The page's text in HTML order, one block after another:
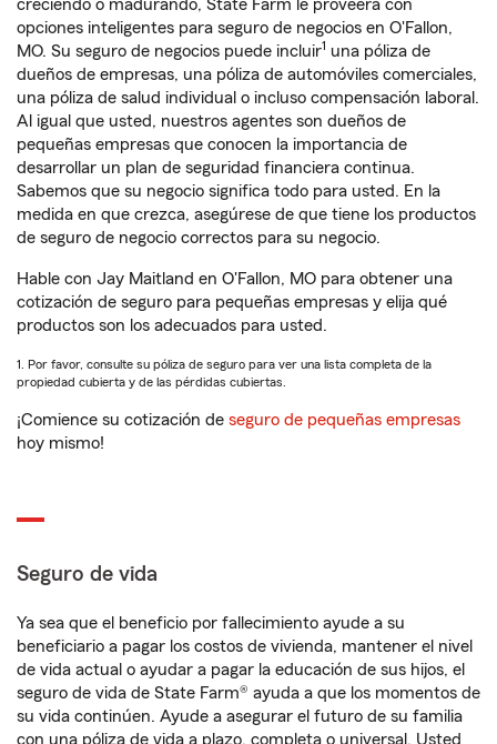
creciendo o madurando, State Farm le proveerá con
opciones inteligentes para seguro de negocios en O'Fallon,
MO. Su seguro de negocios puede incluir1 una póliza de
dueños de empresas, una póliza de automóviles comerciales,
una póliza de salud individual o incluso compensación laboral.
Al igual que usted, nuestros agentes son dueños de
pequeñas empresas que conocen la importancia de
desarrollar un plan de seguridad financiera continua.
Sabemos que su negocio significa todo para usted. En la
medida en que crezca, asegúrese de que tiene los productos
de seguro de negocio correctos para su negocio.
Hable con Jay Maitland en O'Fallon, MO para obtener una
cotización de seguro para pequeñas empresas y elija qué
productos son los adecuados para usted.
1. Por favor, consulte su póliza de seguro para ver una lista completa de la
propiedad cubierta y de las pérdidas cubiertas.
¡Comience su cotización de seguro de pequeñas empresas
hoy mismo!
Seguro de vida
Ya sea que el beneficio por fallecimiento ayude a su
beneficiario a pagar los costos de vivienda, mantener el nivel
de vida actual o ayudar a pagar la educación de sus hijos, el
seguro de vida de State Farm® ayuda a que los momentos de
su vida continúen. Ayude a asegurar el futuro de su familia
con una póliza de vida a plazo, completa o universal. Usted